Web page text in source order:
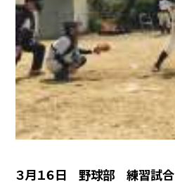
３月１６日 野球部 練習試合